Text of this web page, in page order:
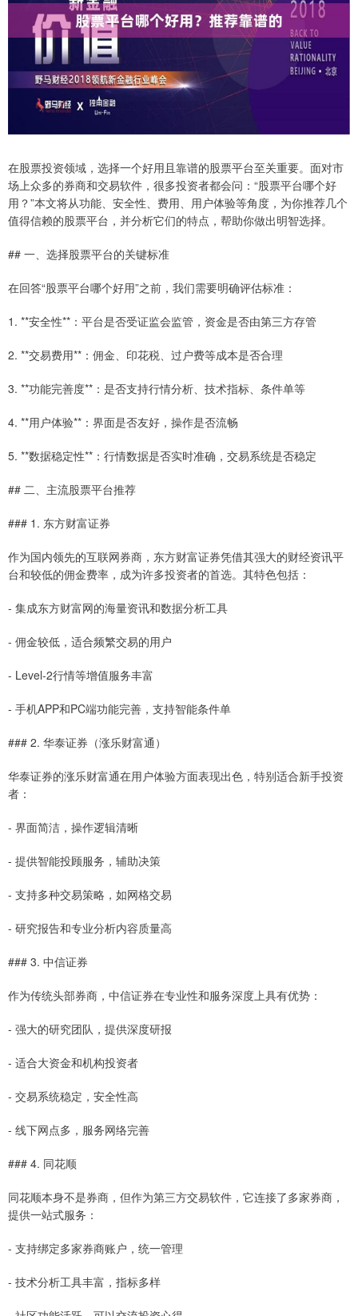
在股票投资领域，选择一个好用且靠谱的股票平台至关重要。面对市
场上众多的券商和交易软件，很多投资者都会问：“股票平台哪个好
用？”本文将从功能、安全性、费用、用户体验等角度，为你推荐几个
值得信赖的股票平台，并分析它们的特点，帮助你做出明智选择。
## 一、选择股票平台的关键标准
在回答“股票平台哪个好用”之前，我们需要明确评估标准：
1. **安全性**：平台是否受证监会监管，资金是否由第三方存管
2. **交易费用**：佣金、印花税、过户费等成本是否合理
3. **功能完善度**：是否支持行情分析、技术指标、条件单等
4. **用户体验**：界面是否友好，操作是否流畅
5. **数据稳定性**：行情数据是否实时准确，交易系统是否稳定
## 二、主流股票平台推荐
### 1. 东方财富证券
作为国内领先的互联网券商，东方财富证券凭借其强大的财经资讯平
台和较低的佣金费率，成为许多投资者的首选。其特色包括：
- 集成东方财富网的海量资讯和数据分析工具
- 佣金较低，适合频繁交易的用户
- Level-2行情等增值服务丰富
- 手机APP和PC端功能完善，支持智能条件单
### 2. 华泰证券（涨乐财富通）
华泰证券的涨乐财富通在用户体验方面表现出色，特别适合新手投资
者：
- 界面简洁，操作逻辑清晰
- 提供智能投顾服务，辅助决策
- 支持多种交易策略，如网格交易
- 研究报告和专业分析内容质量高
### 3. 中信证券
作为传统头部券商，中信证券在专业性和服务深度上具有优势：
- 强大的研究团队，提供深度研报
- 适合大资金和机构投资者
- 交易系统稳定，安全性高
- 线下网点多，服务网络完善
### 4. 同花顺
同花顺本身不是券商，但作为第三方交易软件，它连接了多家券商，
提供一站式服务：
- 支持绑定多家券商账户，统一管理
- 技术分析工具丰富，指标多样